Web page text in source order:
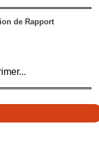
de Rapport